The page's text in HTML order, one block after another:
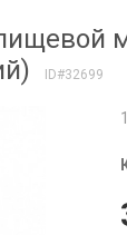
ID#32699